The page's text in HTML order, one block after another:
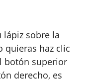
lápiz sobre la
quieras haz clic
botón superior
derecho, es